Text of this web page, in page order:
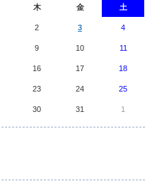
木 金 土
2 3 4
9 10 11
16 17 18
23 24 25
30 31 1